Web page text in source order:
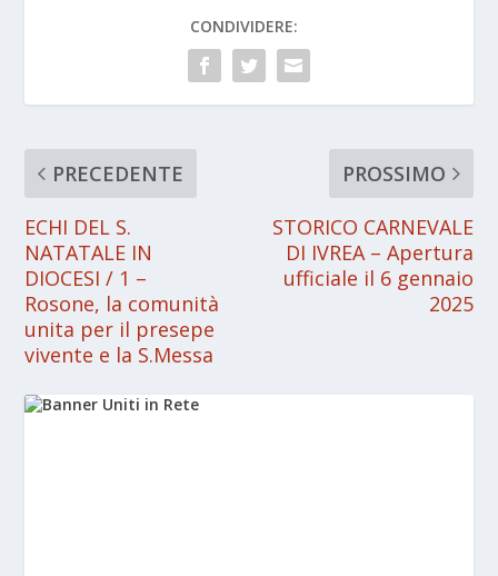
CONDIVIDERE:
PRECEDENTE
ECHI DEL S.
NATATALE IN
DIOCESI / 1 –
Rosone, la comunità
unita per il presepe
vivente e la S.Messa
PROSSIMO
STORICO CARNEVALE
DI IVREA – Apertura
ufficiale il 6 gennaio
2025